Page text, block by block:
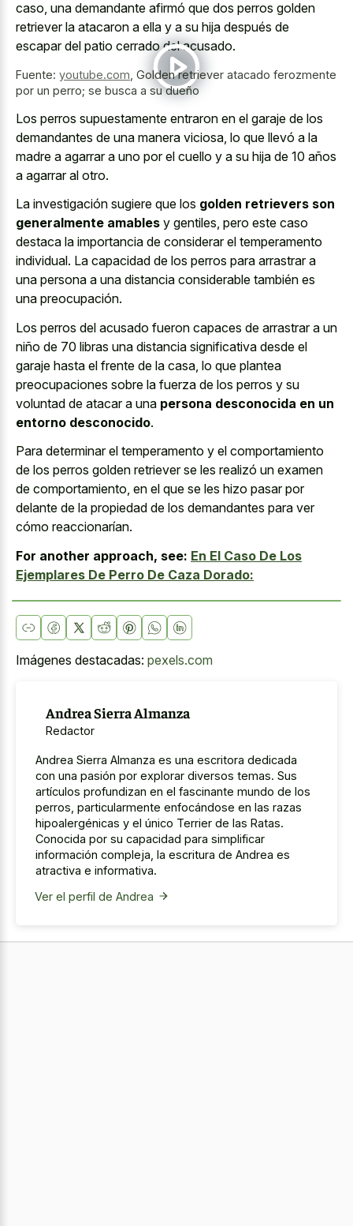
caso, una demandante afirmó que dos perros golden
retriever la atacaron a ella y a su hija después de
escapar del patio cerrado del acusado.
Fuente: youtube.com Golden retriever atacado ferozmente
por un perro; se busca a su dueño
Los perros supuestamente entraron en el garaje de los
demandantes de una manera viciosa, lo que llevó a la
madre a agarrar a uno por el cuello y a su hija de 10 años
a agarrar al otro.
La investigación sugiere que los golden retrievers son
generalmente amables y gentiles, pero este caso
destaca la importancia de considerar el temperamento
individual. La capacidad de los perros para arrastrar a
una persona a una distancia considerable también es
una preocupación.
Los perros del acusado fueron capaces de arrastrar a un
niño de 70 libras una distancia significativa desde el
garaje hasta el frente de la casa, lo que plantea
preocupaciones sobre la fuerza de los perros y su
voluntad de atacar a una persona desconocida en un
entorno desconocido.
Para determinar el temperamento y el comportamiento
de los perros golden retriever se les realizó un examen
de comportamiento, en el que se les hizo pasar por
delante de la propiedad de los demandantes para ver
cómo reaccionarían.
For another approach, see: En El Caso De Los
Ejemplares De Perro De Caza Dorado:
Imágenes destacadas: pexels.com
Andrea Sierra Almanza
Redactor
Andrea Sierra Almanza es una escritora dedicada
con una pasión por explorar diversos temas. Sus
artículos profundizan en el fascinante mundo de los
perros, particularmente enfocándose en las razas
hipoalergénicas y el único Terrier de las Ratas.
Conocida por su capacidad para simplificar
información compleja, la escritura de Andrea es
atractiva e informativa.
Ver el perfil de Andrea